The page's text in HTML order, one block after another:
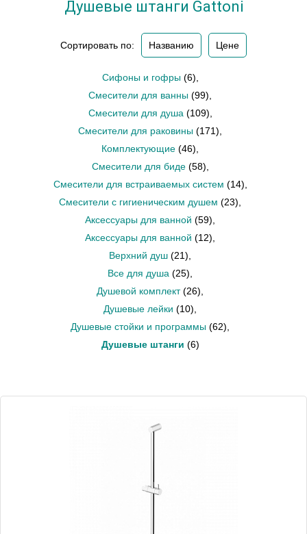
Душевые штанги Gattoni
Сортировать по: Названию Цене
Сифоны и гофры (6)
Смесители для ванны (99)
Смесители для душа (109)
Смесители для раковины (171)
Комплектующие (46)
Смесители для биде (58)
Смесители для встраиваемых систем (14)
Смесители с гигиеническим душем (23)
Аксессуары для ванной (59)
Аксессуары для ванной (12)
Верхний душ (21)
Все для душа (25)
Душевой комплект (26)
Душевые лейки (10)
Душевые стойки и программы (62)
Душевые штанги (6)